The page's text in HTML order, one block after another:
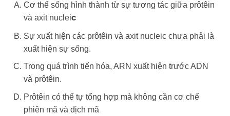
Cơ thể sống hình thành từ sự tương tác giữa prôtêin
và axit nucleic
Sự xuất hiện các prôtêin và axit nucleic chưa phải là
xuất hiện sự sống.
Trong quá trình tiến hóa, ARN xuất hiện trước ADN
và prôtêin.
Prôtêin có thể tự tổng hợp mà không cần cơ chế
phiên mã và dịch mã